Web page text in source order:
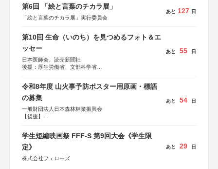
第6回 「絵と言葉のチカラ展」
「絵と言葉のチカラ展」実行委員会
あと 127 日
第10回 生命（いのち）を見つめるフォト＆エ
ッセー
日本医師会、読売新聞社
後援：厚生労働省、文部科学省
しん生命保険株式会社
あと 55 日
令和8年度 山火事予防ポスター用原画・標語
の募集
一般財団法人日本森林林業振興会
【後援】
会、森林火災対策協会
あと 54 日
学生短編映画祭 FFF-S 第9回大会《学生限
定》
株式会社フェローズ
あと 29 日